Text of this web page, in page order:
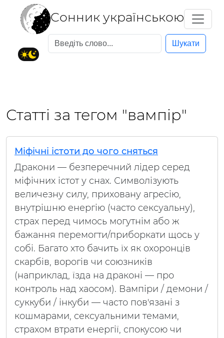
Cонник українською
Шукати
Статті за тегом "вампір"
Міфічні істоти до чого сняться
Дракони — безперечний лідер серед
міфічних істот у снах. Символізують
величезну силу, приховану агресію,
внутрішню енергію (часто сексуальну),
страх перед чимось могутнім або ж
бажання перемогти/приборкати щось у
собі. Багато хто бачить їх як охоронців
скарбів, ворогів чи союзників
(наприклад, їзда на драконі — про
контроль над хаосом). Вампіри / демони /
суккуби / інкуби — часто пов'язані з
кошмарами, сексуальними темами,
страхом втрати енергії, спокусою чи